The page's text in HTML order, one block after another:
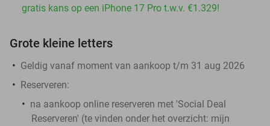
gratis kans op een iPhone 17 Pro t.w.v. €1.329!
Grote kleine letters
Geldig vanaf moment van aankoop t/m 31 aug 2026
Reserveren:
na aankoop online reserveren met 'Social Deal
Reserveren' (te vinden onder het overzicht: mijn